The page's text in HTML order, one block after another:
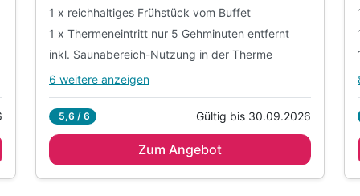
1 x reichhaltiges Frühstück vom Buffet
1 x Thermeneintritt nur 5 Gehminuten entfernt
inkl. Saunabereich-Nutzung in der Therme
Alle Inklusivleistungen
1 x reichhaltiges Frühstück vom Buffet
6 weitere anzeigen
5,6 / 6 Gültig bis 30.09.2026
Zum Angebot